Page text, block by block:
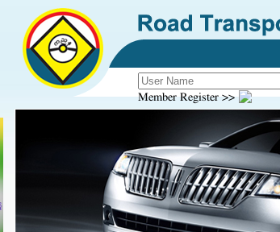
Member Register >>